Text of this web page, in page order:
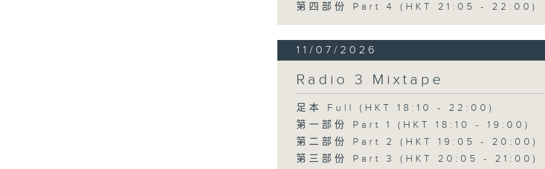
第四部份 Part 4 (HKT 21:05 - 22:00)
11/07/2026
Radio 3 Mixtape
足本 Full (HKT 18:10 - 22:00)
第一部份 Part 1 (HKT 18:10 - 19:00)
第二部份 Part 2 (HKT 19:05 - 20:00)
第三部份 Part 3 (HKT 20:05 - 21:00)